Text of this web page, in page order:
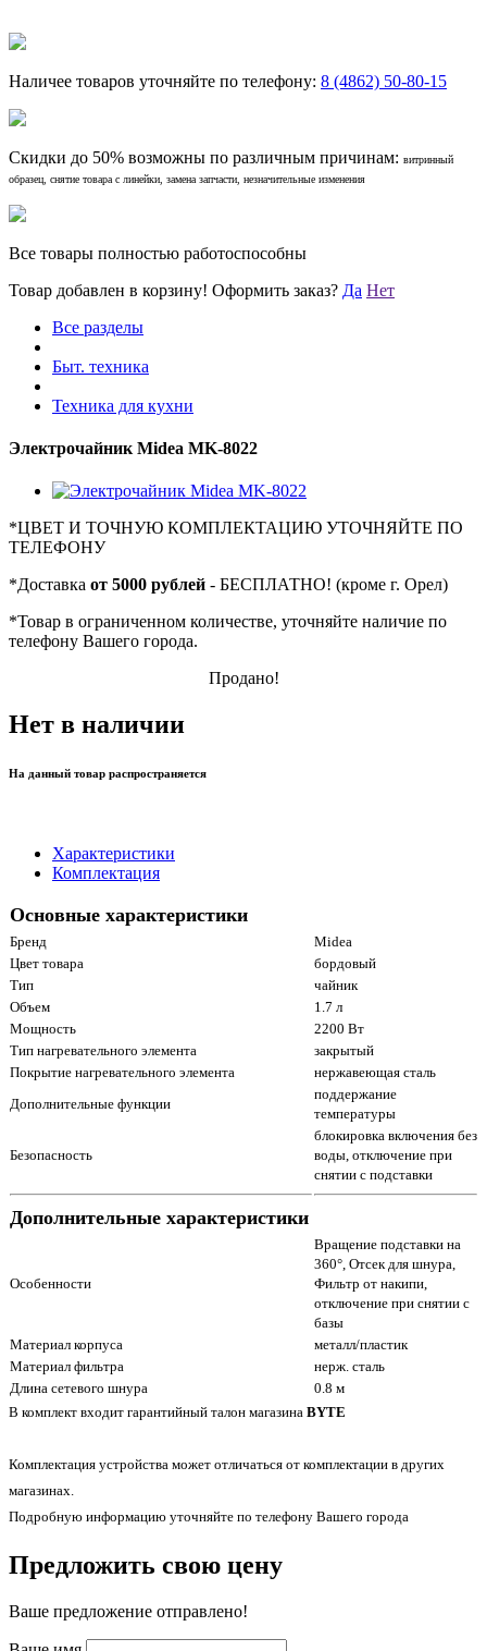
Наличее товаров уточняйте по телефону: 8 (4862) 50-80-15
Скидки до 50% возможны по различным причинам: витринный
образец, снятие товара с линейки, замена запчасти, незначительные изменения
Все товары полностью работоспособны
Товар добавлен в корзину! Оформить заказ? Да Нет
Все разделы
Быт. техника
Техника для кухни
Электрочайник Midea MK-8022
*ЦВЕТ И ТОЧНУЮ КОМПЛЕКТАЦИЮ УТОЧНЯЙТЕ ПО
ТЕЛЕФОНУ
*Доставка от 5000 рублей - БЕСПЛАТНО! (кроме г. Орел)
*Товар в ограниченном количестве, уточняйте наличие по
телефону Вашего города.
Продано!
Нет в наличии
На данный товар распространяется
Характеристики
Комплектация
Основные характеристики
Бренд
Midea
Цвет товара
бордовый
Тип
чайник
Объем
1.7 л
Мощность
2200 Вт
Тип нагревательного элемента
закрытый
Покрытие нагревательного элемента
нержавеющая сталь
Дополнительные функции
поддержание
температуры
Безопасность
блокировка включения без
воды, отключение при
снятии с подставки
Дополнительные характеристики
Особенности
Вращение подставки на
360°, Отсек для шнура,
Фильтр от накипи,
отключение при снятии с
базы
Материал корпуса
металл/пластик
Материал фильтра
нерж. сталь
Длина сетевого шнура
0.8 м
В комплект входит гарантийный талон магазина BYTE
Комплектация устройства может отличаться от комплектации в других
магазинах.
Подробную информацию уточняйте по телефону Вашего города
Предложить свою цену
Ваше предложение отправлено!